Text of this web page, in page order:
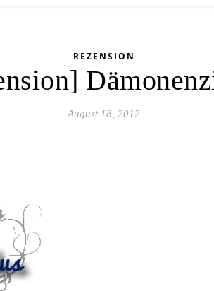
REZENSION
August 18, 2012